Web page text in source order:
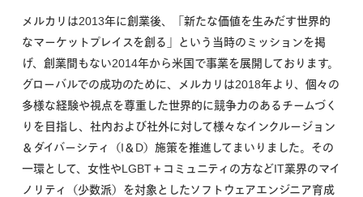
メルカリは2013年に創業後、「新たな価値を生みだす世界的
なマーケットプレイスを創る」という当時のミッションを掲
げ、創業間もない2014年から米国で事業を展開しております。
グローバルでの成功のために、メルカリは2018年より、個々の
多様な経験や視点を尊重した世界的に競争力のあるチームづく
りを目指し、社内および社外に対して様々なインクルージョン
＆ダイバーシティ（I＆D）施策を推進してまいりました。その
一環として、女性やLGBT＋コミュニティの方などIT業界のマイ
ノリティ（少数派）を対象としたソフトウェアエンジニア育成